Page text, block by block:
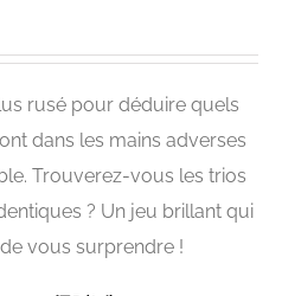
rusé pour déduire quels
dans les mains adverses
Trouverez-vous les trios
? Un jeu brillant qui
vous surprendre !